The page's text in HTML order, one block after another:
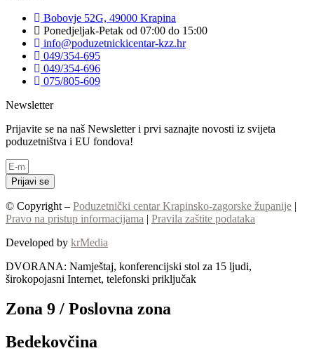
Bobovje 52G, 49000 Krapina
Ponedjeljak-Petak od 07:00 do 15:00
info@poduzetnickicentar-kzz.hr
049/354-695
049/354-696
075/805-609
Newsletter
Prijavite se na naš Newsletter i prvi saznajte novosti iz svijeta
poduzetništva i EU fondova!
Prijavi se
© Copyright – Poduzetnički centar Krapinsko-zagorske županije |
Pravo na pristup informacijama | Pravila zaštite podataka
Developed by krMedia
DVORANA: Namještaj, konferencijski stol za 15 ljudi,
širokopojasni Internet, telefonski priključak
Zona 9 / Poslovna zona
Bedekovčina